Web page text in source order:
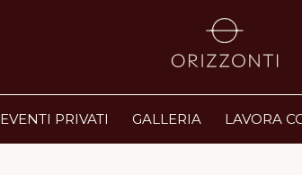
EVENTI PRIVATI GALLERIA LAVORA